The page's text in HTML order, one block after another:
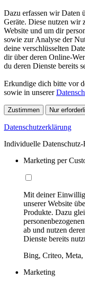
Dazu erfassen wir Daten
Geräte. Diese nutzen wir
Website und um dir
sowie zur Analyse der
deine verschlüsselten
dir über deren Online-
du deren Dienste bereits
Erkundige dich bitte vor
sowie in unserer
Zustimmen Nur
Datenschutzerklärung
Individuelle Datenschutz-
Marketing per
Mit deiner
unserer Website
Produkte. Dazu
ab und nutzen
Dienste bereits
Bing, Criteo,
Marketing